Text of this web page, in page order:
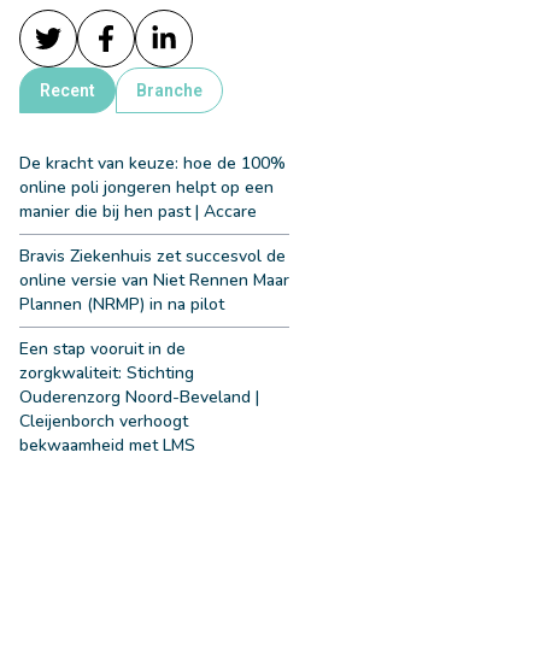
Recent Branche
De kracht van keuze: hoe de 100%
online poli jongeren helpt op een
manier die bij hen past | Accare
Bravis Ziekenhuis zet succesvol de
online versie van Niet Rennen Maar
Plannen (NRMP) in na pilot
Een stap vooruit in de
zorgkwaliteit: Stichting
Ouderenzorg Noord-Beveland |
Cleijenborch verhoogt
bekwaamheid met LMS